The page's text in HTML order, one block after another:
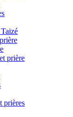
prière
prières